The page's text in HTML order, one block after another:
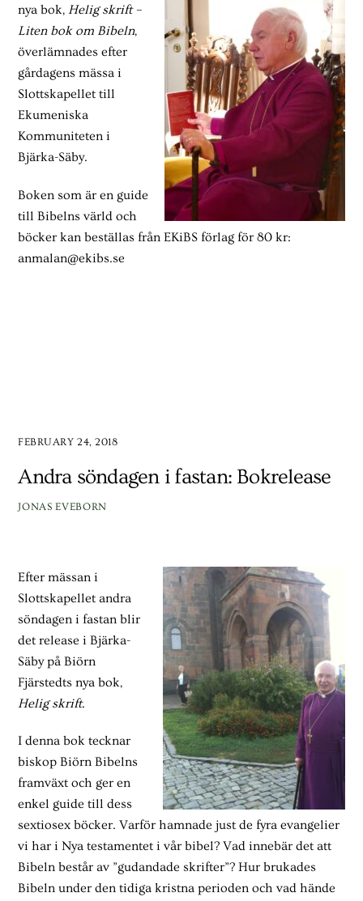
nya bok,Helig skrift –
Liten bok om Bibeln,
överlämnades efter
gårdagens mässa i
Slottskapellet till
Ekumeniska
Kommuniteten i
Bjärka-Säby.
Boken som är en guide
till Bibelns värld och
böcker kan beställas från EKiBS förlag för 80 kr:
anmalan@ekibs.se
FEBRUARY 24, 2018
Andra söndagen i fastan: Bokrelease
JONAS EVEBORN
Efter mässan i
Slottskapellet andra
söndagen i fastan blir
det release i Bjärka-
Säby på Biörn
Fjärstedts nya bok,
Helig skrift.
I denna bok tecknar
biskop Biörn Bibelns
framväxt och ger en
enkel guide till dess
sextiosex böcker. Varför hamnade just de fyra evangelier
vi har i Nya testamentet i vår bibel? Vad innebär det att
Bibeln består av ”gudandade skrifter”? Hur brukades
Bibeln under den tidiga kristna perioden och vad hände